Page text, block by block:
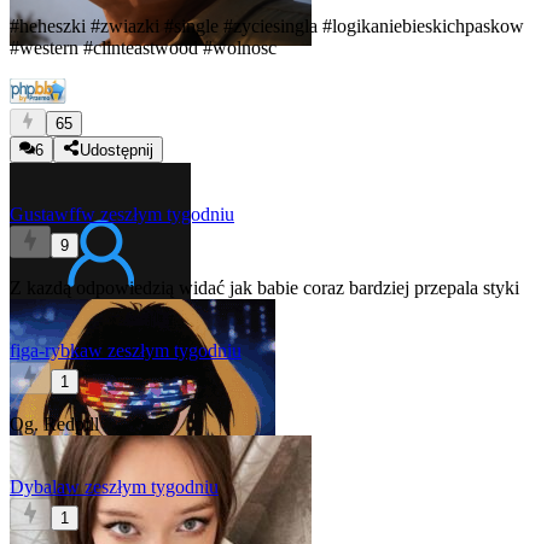
#heheszki #zwiazki #single #zyciesingla #logikaniebieskichpaskow
#western #clinteastwood #wolnosc
65
6
Udostępnij
Gustawffw zeszłym tygodniu
9
Z kazdą odpowiedzią widać jak babie coraz bardziej przepala styki
figa-rybkaw zeszłym tygodniu
1
Og. Redpill
Dybalaw zeszłym tygodniu
1